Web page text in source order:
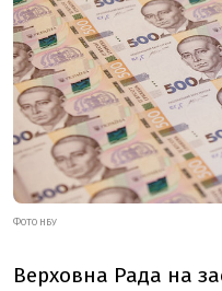
ФОТО НБУ
Верховна Рада на